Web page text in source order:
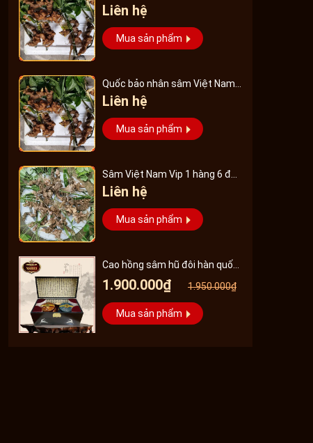
kg, hàng 5 – 7 năm tuổi...
Liên hệ
Mua sản phẩm
Quốc bảo nhân sâm Việt Nam
Vip 3, 15 năm đến 20 năm
Liên hệ
Mua sản phẩm
Sâm Việt Nam Vip 1 hàng 6 đến
8 năm tuổi
Liên hệ
Mua sản phẩm
Cao hồng sâm hũ đôi hàn quốc
pocheon - NS885
1.900.000₫ 1.950.000₫
Mua sản phẩm